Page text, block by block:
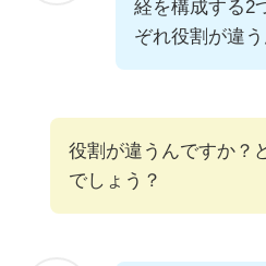
経を構成する2
ぞれ役割が違う
役割が違うんですか？
でしょう？